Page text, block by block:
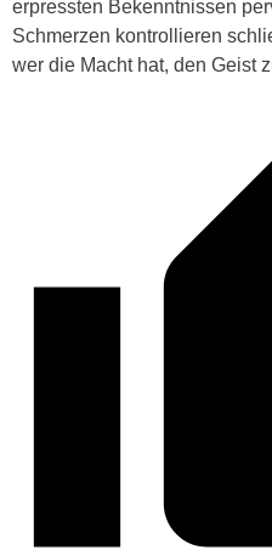
erpressten Bekenntnissen
Schmerzen kontrollieren
wer die Macht hat, den Geist